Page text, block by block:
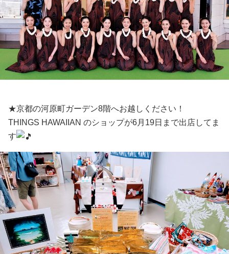
★京都の河原町ガーデン8階へお越しください！
THINGS HAWAIIAN のショップが6月19日まで出店してま
す